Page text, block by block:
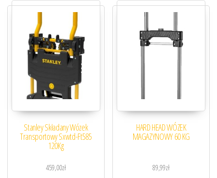
Stanley Składany Wózek
Transportowy Sxwtd-Ft585
120Kg
459,00zł
HARD HEAD WÓZEK
MAGAZYNOWY 60 KG
89,99zł